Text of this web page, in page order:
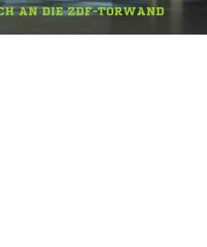
AN DIE ZDF-TORWAND